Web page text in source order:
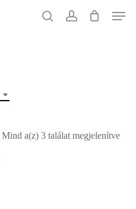
Menu
Mind a(z) 3 találat megjelenítve